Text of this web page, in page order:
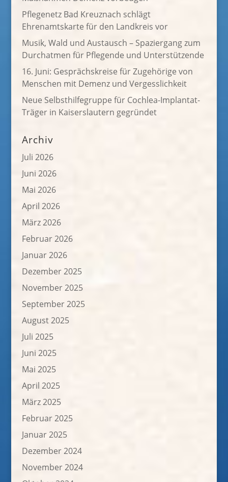
Pflegenetz Bad Kreuznach schlägt
Ehrenamtskarte für den Landkreis vor
Musik, Wald und Austausch – Spaziergang zum
Durchatmen für Pflegende und Unterstützende
16. Juni: Gesprächskreise für Zugehörige von
Menschen mit Demenz und Vergesslichkeit
Neue Selbsthilfegruppe für Cochlea-Implantat-
Träger in Kaiserslautern gegründet
Archiv
Juli 2026
Juni 2026
Mai 2026
April 2026
März 2026
Februar 2026
Januar 2026
Dezember 2025
November 2025
September 2025
August 2025
Juli 2025
Juni 2025
Mai 2025
April 2025
März 2025
Februar 2025
Januar 2025
Dezember 2024
November 2024